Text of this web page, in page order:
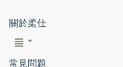
關於柔仕
常見問題